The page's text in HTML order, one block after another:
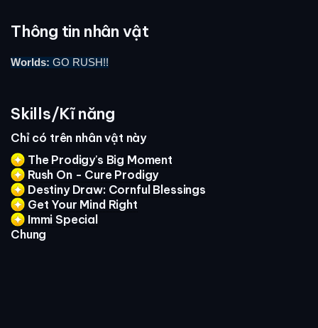
Thông tin nhân vật
Worlds: GO RUSH!!
Skills/Kĩ năng
Chỉ có trên nhân vật này
The Prodigy's Big Moment
Rush On - Cure Prodigy
Destiny Draw: Cornful Blessings
Get Your Mind Right
Immi Special
Chung